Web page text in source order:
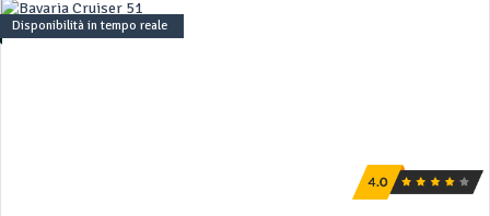
Disponibilità in tempo reale